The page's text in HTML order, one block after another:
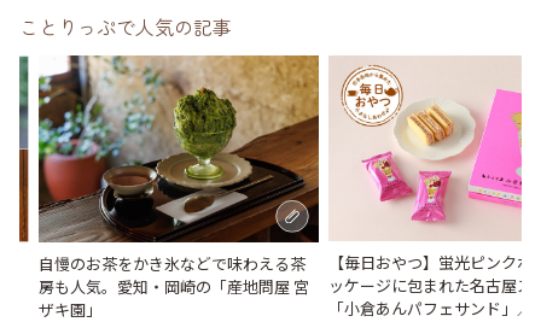
ことりっぷで人気の記事
自慢のお茶をかき氷などで味わえる茶
房も人気。愛知・岡崎の「産地問屋 宮
ザキ園」
【毎日おやつ】蛍光ピンクポ
ッケージに包まれた名古屋ス
「小倉あんパフェサンド」／